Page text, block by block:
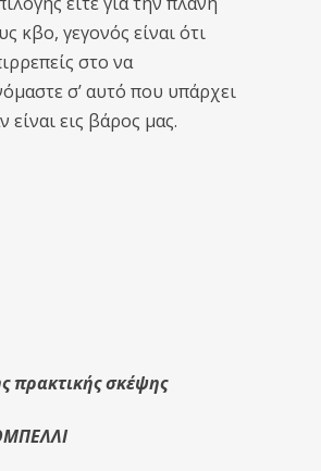
κβο, γεγονός είναι ότι
στο να
σ’ αυτό που υπάρχει
είναι εις βάρος μας.
πρακτικής σκέψης